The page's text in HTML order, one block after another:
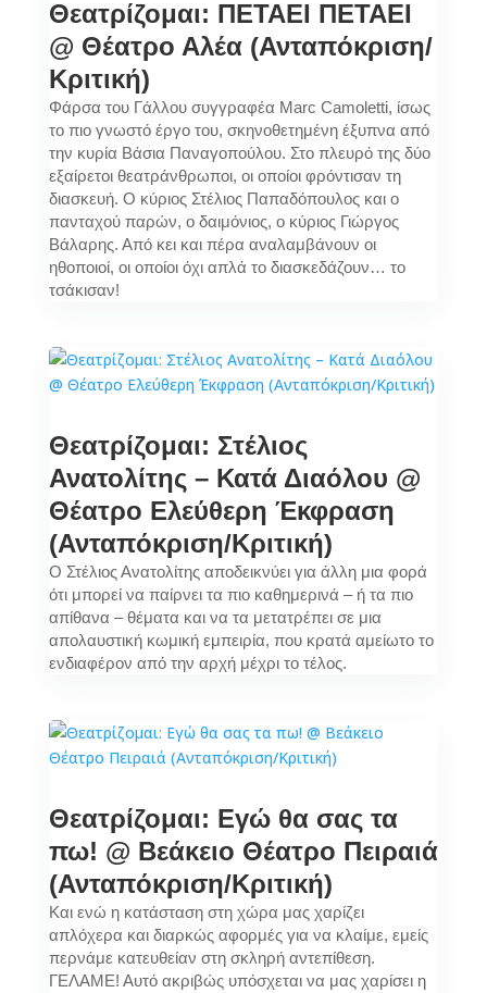
Θεατρίζομαι: ΠΕΤΑΕΙ ΠΕΤΑΕΙ
@ Θέατρο Αλέα (Ανταπόκριση/
Κριτική)
Φάρσα του Γάλλου συγγραφέα Marc Camoletti, ίσως
το πιο γνωστό έργο του, σκηνοθετημένη έξυπνα από
την κυρία Βάσια Παναγοπούλου. Στο πλευρό της δύο
εξαίρετοι θεατράνθρωποι, οι οποίοι φρόντισαν τη
διασκευή. Ο κύριος Στέλιος Παπαδόπουλος και ο
πανταχού παρών, ο δαιμόνιος, ο κύριος Γιώργος
Βάλαρης. Από κει και πέρα αναλαμβάνουν οι
ηθοποιοί, οι οποίοι όχι απλά το διασκεδάζουν… το
τσάκισαν!
Θεατρίζομαι: Στέλιος
Ανατολίτης – Κατά Διαόλου @
Θέατρο Ελεύθερη Έκφραση
(Ανταπόκριση/Κριτική)
Ο Στέλιος Ανατολίτης αποδεικνύει για άλλη μια φορά
ότι μπορεί να παίρνει τα πιο καθημερινά – ή τα πιο
απίθανα – θέματα και να τα μετατρέπει σε μια
απολαυστική κωμική εμπειρία, που κρατά αμείωτο το
ενδιαφέρον από την αρχή μέχρι το τέλος.
Θεατρίζομαι: Εγώ θα σας τα
πω! @ Βεάκειο Θέατρο Πειραιά
(Ανταπόκριση/Κριτική)
Και ενώ η κατάσταση στη χώρα μας χαρίζει
απλόχερα και διαρκώς αφορμές για να κλαίμε, εμείς
περνάμε κατευθείαν στη σκληρή αντεπίθεση.
ΓΕΛΑΜΕ! Αυτό ακριβώς υπόσχεται να μας χαρίσει η